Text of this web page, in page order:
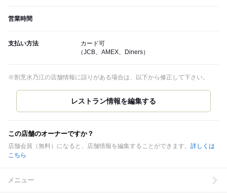
営業時間
支払い方法
カード可
（JCB、AMEX、Diners）
※割烹水乃江の店舗情報に誤りがある場合は、以下から修正して下さい。
この店舗のオーナーですか？
店舗会員（無料）になると、店舗情報を編集することができます。 詳しくは
こちら
メニュー